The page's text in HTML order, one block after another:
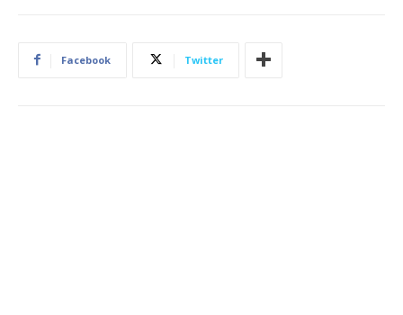
Facebook Twitter